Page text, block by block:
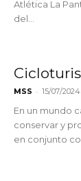
Atlética La
del...
MSS - 15/07/2024
En un mundo
conservar y
en conjunto